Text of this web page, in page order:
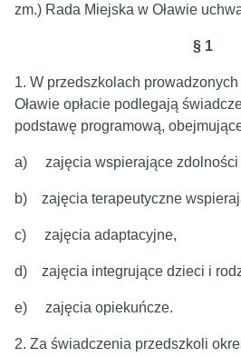
zm.) Rada Miejska w Oławie
§ 1
1. W przedszkolach
Oławie opłacie podlegają
podstawę programową,
a) zajęcia wspierające zdolności
b) zajęcia terapeutyczne
c) zajęcia adaptacyjne,
d) zajęcia integrujące dzieci i
e) zajęcia opiekuńcze.
2. Za świadczenia przedszkoli